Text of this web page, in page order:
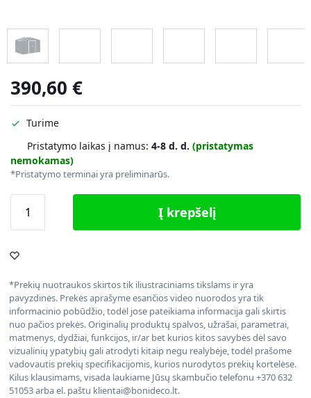
390,60 €
Turime
Pristatymo laikas į namus: 4-8 d. d. (pristatymas
nemokamas)
*Pristatymo terminai yra preliminarūs.
Į krepšelį
*Prekių nuotraukos skirtos tik iliustraciniams tikslams ir yra
pavyzdinės. Prekės aprašyme esančios video nuorodos yra tik
informacinio pobūdžio, todėl jose pateikiama informacija gali skirtis
nuo pačios prekės. Originalių produktų spalvos, užrašai, parametrai,
matmenys, dydžiai, funkcijos, ir/ar bet kurios kitos savybės dėl savo
vizualinių ypatybių gali atrodyti kitaip negu realybėje, todėl prašome
vadovautis prekių specifikacijomis, kurios nurodytos prekių kortelėse.
Kilus klausimams, visada laukiame Jūsų skambučio telefonu +370 632
51053 arba el. paštu klientai@bonideco.lt.